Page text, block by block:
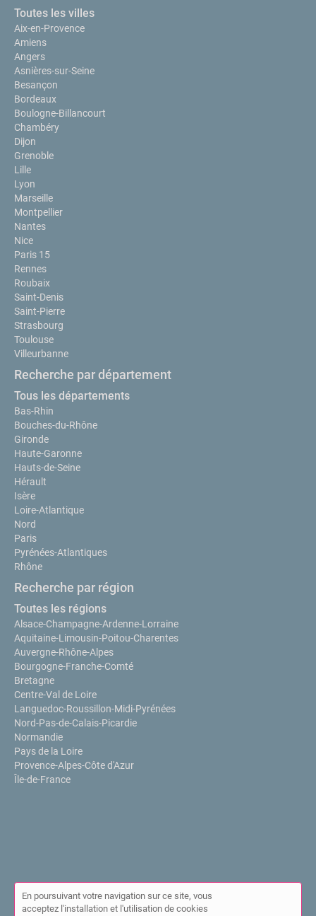
Toutes les villes
Aix-en-Provence
Amiens
Angers
Asnières-sur-Seine
Besançon
Bordeaux
Boulogne-Billancourt
Chambéry
Dijon
Grenoble
Lille
Lyon
Marseille
Montpellier
Nantes
Nice
Paris 15
Rennes
Roubaix
Saint-Denis
Saint-Pierre
Strasbourg
Toulouse
Villeurbanne
Recherche par département
Tous les départements
Bas-Rhin
Bouches-du-Rhône
Gironde
Haute-Garonne
Hauts-de-Seine
Hérault
Isère
Loire-Atlantique
Nord
Paris
Pyrénées-Atlantiques
Rhône
Recherche par région
Toutes les régions
Alsace-Champagne-Ardenne-Lorraine
Aquitaine-Limousin-Poitou-Charentes
Auvergne-Rhône-Alpes
Bourgogne-Franche-Comté
Bretagne
Centre-Val de Loire
Languedoc-Roussillon-Midi-Pyrénées
Nord-Pas-de-Calais-Picardie
Normandie
Pays de la Loire
Provence-Alpes-Côte d'Azur
Île-de-France
En poursuivant votre navigation sur ce site, vous
acceptez l'installation et l'utilisation de cookies